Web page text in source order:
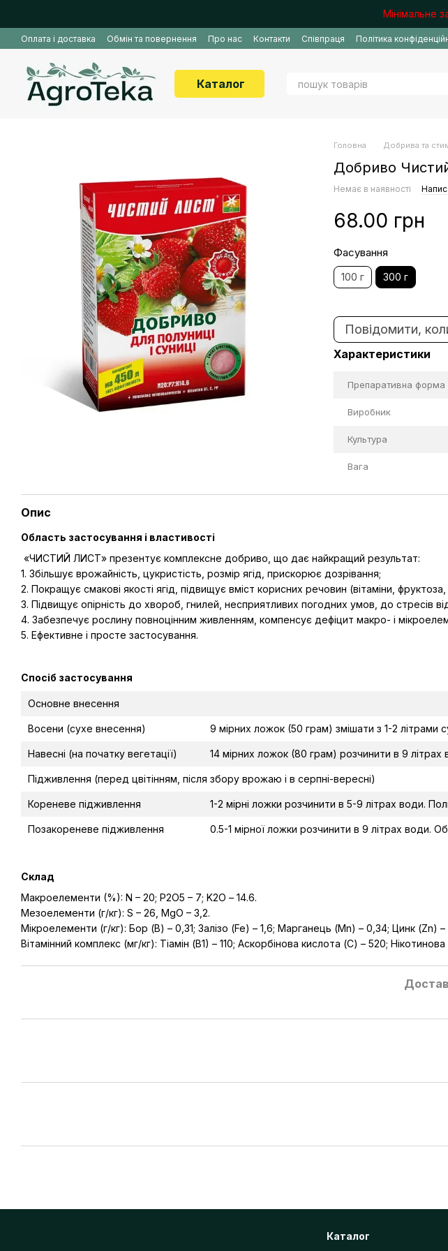
Мінімальне
Оплата і доставка Обмін та повернення Про нас Контакти Співпраця Політика
Каталог
Головна Добрива та
Добриво
Немає в наявності
68.00 грн
Фасування
100 г 300 г
Повідомити,
Характеристики
Препаративна форма
Виробник
Культура
Вага
Опис
Область застосування і властивості
«ЧИСТИЙ ЛИСТ» презентує комплексне добриво, що дає найкращий результат:
1. Збільшує врожайність, цукристість, розмір ягід, прискорює дозрівання;
2. Покращує смакові якості ягід, підвищує вміст корисних речовин (вітаміни, фруктоза,
3. Підвищує опірність до хвороб, гнилей, несприятливих погодних умов, до стресів
4. Забезпечує рослину повноцінним живленням, компенсує дефіцит макро- і
5. Ефективне і просте застосування.
Спосіб застосування
Основне внесення
Восени (сухе внесення) 9 мірних ложок (50 грам) змішати з 1-2 літрами
Навесні (на початку вегетації) 14 мірних ложок (80 грам) розчинити в 9
Підживлення (перед цвітінням, після збору врожаю і в серпні-вересні)
Кореневе підживлення 1-2 мірні ложки розчинити в 5-9 літрах води.
Позакореневе підживлення 0.5-1 мірної ложки розчинити в 9 літрах води.
Склад
Макроелементи (%): N – 20; P2О5 – 7; K2О – 14.6.
Мезоелементи (г/кг): S – 26, MgO – 3,2.
Мікроелементи (г/кг): Бор (В) – 0,31; Залізо (Fe) – 1,6; Марганець (Мn) – 0,34; Цинк
Вітамінний комплекс (мг/кг): Тіамін (В1) – 110; Аскорбінова кислота (С) – 520;
Каталог